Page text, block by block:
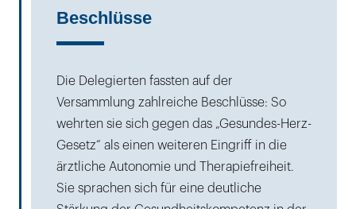
Beschlüsse
Die Delegierten fassten auf der
Versammlung zahlreiche Beschlüsse: So
wehrten sie sich gegen das „Gesundes-Herz-
Gesetz“ als einen weiteren Eingriff in die
ärztliche Autonomie und Therapiefreiheit.
Sie sprachen sich für eine deutliche